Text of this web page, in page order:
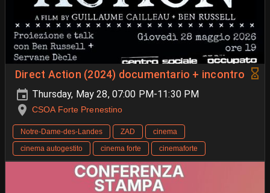
Direct Action (2024) documentario + incontro
Thursday, May 28, 07:00 PM-11:30 PM
CSOA Forte Prenestino
Notre‑Dame‑des‑Landes ZAD
cinema
cinema autogestito
cinema forte cinemaforte